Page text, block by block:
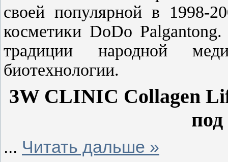
своей популярной в 1998-
косметики DoDo
традиции народной
биотехнологии.
3W CLINIC Collagen
под
... Читать дальше »